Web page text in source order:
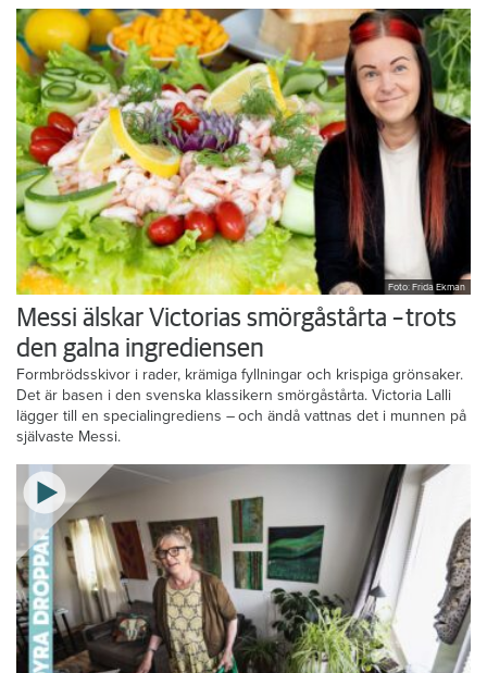
Foto: Frida Ekman
Messi älskar Victorias smörgåstårta – trots
den galna ingrediensen
Formbrödsskivor i rader, krämiga fyllningar och krispiga grönsaker.
Det är basen i den svenska klassikern smörgåstårta. Victoria Lalli
lägger till en specialingrediens – och ändå vattnas det i munnen på
självaste Messi.